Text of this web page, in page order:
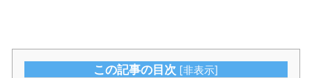
この記事の目次 [非表示]